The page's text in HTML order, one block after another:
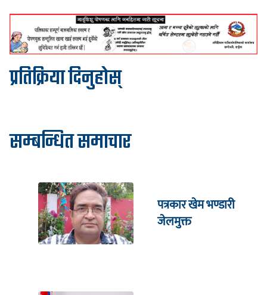
प्रतिक्रिया दिनुहोस्
सम्बन्धित समाचार
पत्रकार खेम भण्डारी
जेलमुक्त